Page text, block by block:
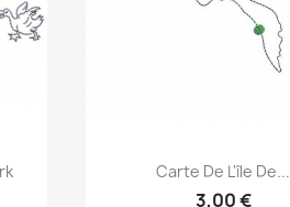
Aperçu rapide
Carte De L'île De...
3,00 €